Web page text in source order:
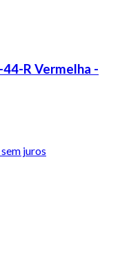
R Vermelha -
juros